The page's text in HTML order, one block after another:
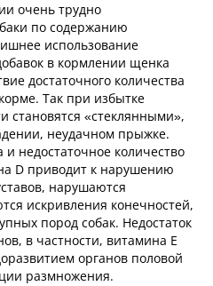
очень трудно
по содержанию
использование
в кормлении щенка
достаточного количества
Так при избытке
становятся «стеклянными»,
неудачном прыжке.
недостаточное количество
D приводит к нарушению
нарушаются
искривления конечностей,
пород собак. Недостаток
в частности, витамина Е
органов половой
размножения.